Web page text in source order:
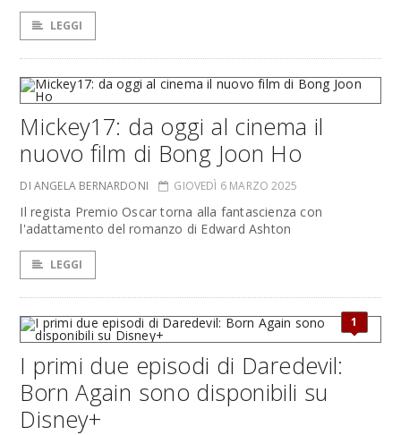
LEGGI
Mickey17: da oggi al cinema il
nuovo film di Bong Joon Ho
DI ANGELA BERNARDONI GIOVEDÌ 6 MARZO 2025
Il regista Premio Oscar torna alla fantascienza con
l'adattamento del romanzo di Edward Ashton
LEGGI
1
I primi due episodi di Daredevil:
Born Again sono disponibili su
Disney+